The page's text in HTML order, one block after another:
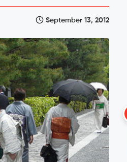
September 13, 2012